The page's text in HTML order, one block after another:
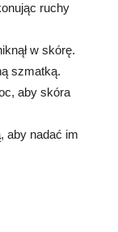
ruchy
w skórę.
szmatką.
aby skóra
aby nadać im